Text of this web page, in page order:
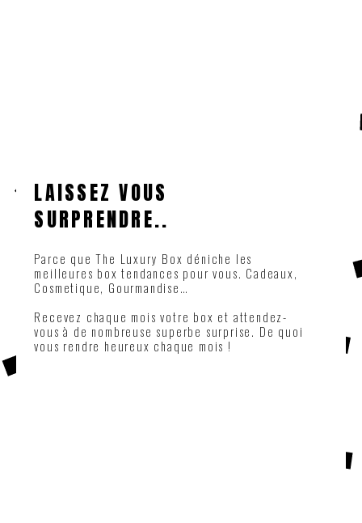
LAISSEZ VOUS
SURPRENDRE..
Parce que The Luxury Box déniche les
meilleures box tendances pour vous. Cadeaux,
Cosmetique, Gourmandise…
Recevez chaque mois votre box et attendez-
vous à de nombreuse superbe surprise. De quoi
vous rendre heureux chaque mois !